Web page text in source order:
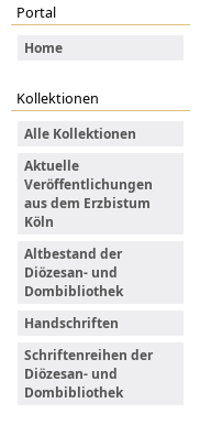
Portal
Home
Kollektionen
Alle Kollektionen
Aktuelle
Veröffentlichungen
aus dem Erzbistum
Köln
Altbestand der
Diözesan- und
Dombibliothek
Handschriften
Schriftenreihen der
Diözesan- und
Dombibliothek